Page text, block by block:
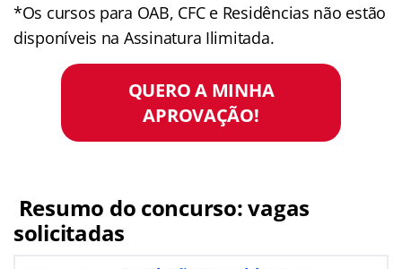
*Os cursos para OAB, CFC e Residências não estão
disponíveis na Assinatura Ilimitada.
QUERO A MINHA
APROVAÇÃO!
Resumo do concurso: vagas
solicitadas